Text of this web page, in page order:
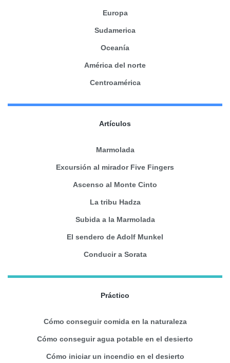
Europa
Sudamerica
Oceanía
América del norte
Centroamérica
Artículos
Marmolada
Excursión al mirador Five Fingers
Ascenso al Monte Cinto
La tribu Hadza
Subida a la Marmolada
El sendero de Adolf Munkel
Conducir a Sorata
Práctico
Cómo conseguir comida en la naturaleza
Cómo conseguir agua potable en el desierto
Cómo iniciar un incendio en el desierto